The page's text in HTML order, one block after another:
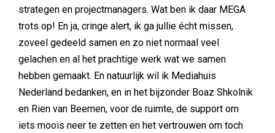
strategen en projectmanagers. Wat ben ik daar MEGA
trots op! En ja, cringe alert, ik ga jullie écht missen,
zoveel gedeeld samen en zo niet normaal veel
gelachen en al het prachtige werk wat we samen
hebben gemaakt. En natuurlijk wil ik Mediahuis
Nederland bedanken, en in het bijzonder Boaz Shkolnik
en Rien van Beemen, voor de ruimte, de support om
iets moois neer te zetten en het vertrouwen om toch